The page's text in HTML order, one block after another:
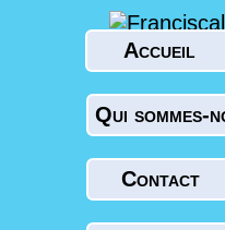
Accueil
Qui sommes-
Contact